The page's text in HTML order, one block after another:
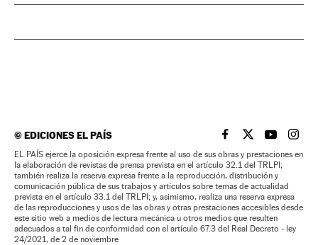
©EDICIONES EL PAÍS EL PAÍS BRASIL EN
EL PAÍSEL PAÍS
EL
EL PAÍS ejerce la oposición expresa frente al uso de sus obras y prestaciones en
la elaboración de revistas de prensa prevista en el artículo 32.1 del TRLPI;
también realiza la reserva expresa frente a la reproducción, distribución y
comunicación pública de sus trabajos y artículos sobre temas de actualidad
prevista en el artículo 33.1 del TRLPI; y, asimismo, realiza una reserva expresa
de las reproducciones y usos de las obras y otras prestaciones accesibles desde
este sitio web a medios de lectura mecánica u otros medios que resulten
adecuados a tal fin de conformidad con el artículo 67.3 del Real Decreto - ley
24/2021, de 2 de noviembre